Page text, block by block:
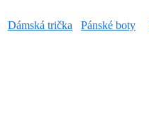
Dámská trička Pánské boty